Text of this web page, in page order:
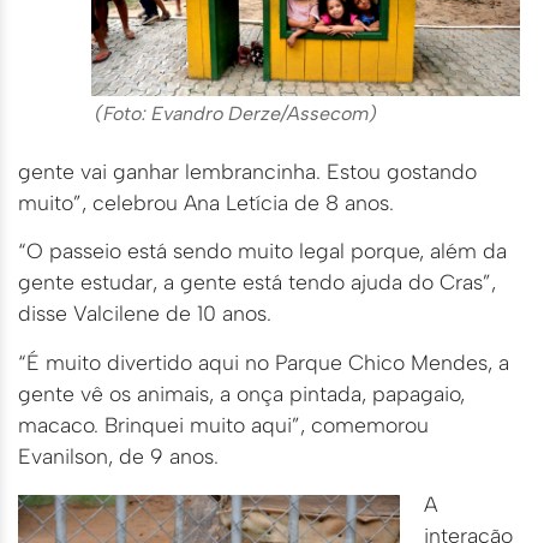
(Foto: Evandro Derze/Assecom)
gente vai ganhar lembrancinha. Estou gostando
muito”, celebrou Ana Letícia de 8 anos.
“O passeio está sendo muito legal porque, além da
gente estudar, a gente está tendo ajuda do Cras”,
disse Valcilene de 10 anos.
“É muito divertido aqui no Parque Chico Mendes, a
gente vê os animais, a onça pintada, papagaio,
macaco. Brinquei muito aqui”, comemorou
Evanilson, de 9 anos.
A
interação